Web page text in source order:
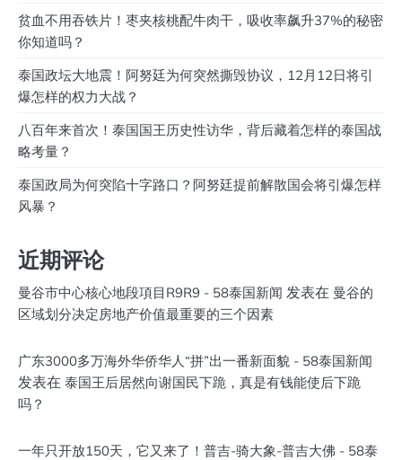
贫血不用吞铁片！枣夹核桃配牛肉干，吸收率飙升37%的秘密
你知道吗？
泰国政坛大地震！阿努廷为何突然撕毁协议，12月12日将引
爆怎样的权力大战？
八百年来首次！泰国国王历史性访华，背后藏着怎样的泰国战
略考量？
泰国政局为何突陷十字路口？阿努廷提前解散国会将引爆怎样
风暴？
近期评论
曼谷市中心核心地段項目R9R9 - 58泰国新闻 发表在 曼谷的
区域划分决定房地产价值最重要的三个因素
广东3000多万海外华侨华人“拼”出一番新面貌 - 58泰国新闻
发表在 泰国王后居然向谢国民下跪，真是有钱能使后下跪
吗？
一年只开放150天，它又来了！普吉-骑大象-普吉大佛 - 58泰